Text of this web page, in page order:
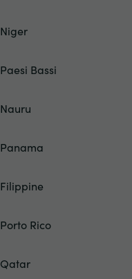
Niger
Paesi Bassi
Nauru
Panama
Filippine
Porto Rico
Qatar